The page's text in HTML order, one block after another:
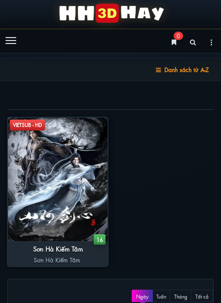
Menu
0
Danh sách từ A-Z
VIETSUB - HD
16
Sơn Hà Kiếm Tâm
Sơn Hà Kiếm Tâm
Ngày Tuần Tháng Tất cả